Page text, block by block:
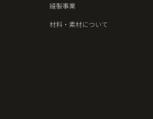
縫製事業
材料・素材について